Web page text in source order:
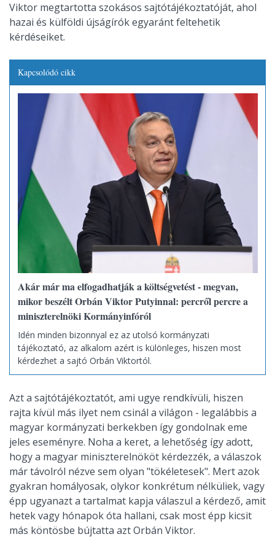
Viktor megtartotta szokásos sajtótájékoztatóját, ahol
hazai és külföldi újságírók egyaránt feltehetik
kérdéseiket.
Kapcsolódó cikk
Akár már ma elfogadhatják a költségvetést - megvan,
mikor beszélt Orbán Viktor Putyinnal: percről percre a
miniszterelnöki Kormányinfóról
Idén minden bizonnyal ez az utolsó kormányzati
tájékoztató, az alkalom azért is különleges, hiszen most
kérdezhet a sajtó Orbán Viktortól.
Azt a sajtótájékoztatót, ami ugye rendkívüli, hiszen
rajta kívül más ilyet nem csinál a világon - legalábbis a
magyar kormányzati berkekben így gondolnak eme
jeles eseményre. Noha a keret, a lehetőség így adott,
hogy a magyar miniszterelnököt kérdezzék, a válaszok
már távolról nézve sem olyan "tökéletesek". Mert azok
gyakran homályosak, olykor konkrétum nélküliek, vagy
épp ugyanazt a tartalmat kapja válaszul a kérdező, amit
hetek vagy hónapok óta hallani, csak most épp kicsit
más köntösbe bújtatta azt Orbán Viktor.